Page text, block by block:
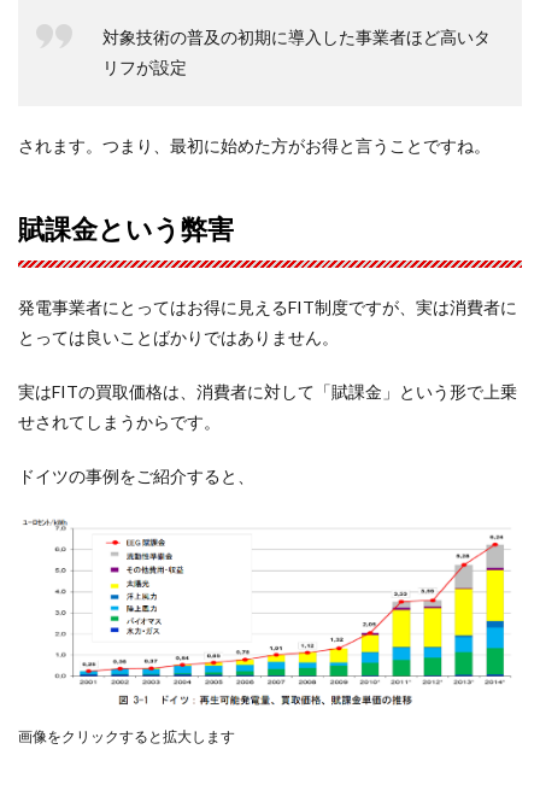
対象技術の普及の初期に導入した事業者ほど高いタ
リフが設定
されます。つまり、最初に始めた方がお得と言うことですね。
賦課金という弊害
発電事業者にとってはお得に見えるFIT制度ですが、実は消費者に
とっては良いことばかりではありません。
実はFITの買取価格は、消費者に対して「賦課金」という形で上乗
せされてしまうからです。
ドイツの事例をご紹介すると、
画像をクリックすると拡大します